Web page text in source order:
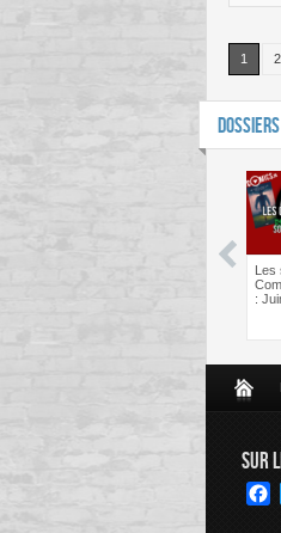
1 2
Les
:
SUR